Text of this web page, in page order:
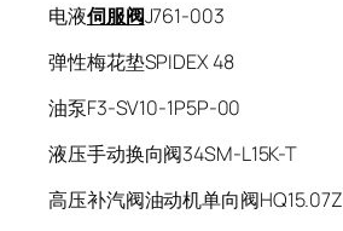
电液伺服阀J761-003
弹性梅花垫SPIDEX 48
油泵F3-SV10-1P5P-00
液压手动换向阀34SM-L15K-T
高压补汽阀油动机单向阀HQ15.07Z